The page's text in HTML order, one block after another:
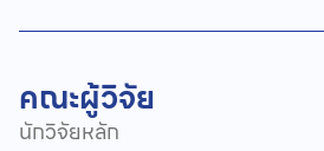
คณะผู้วิจัย
นักวิจัยหลัก